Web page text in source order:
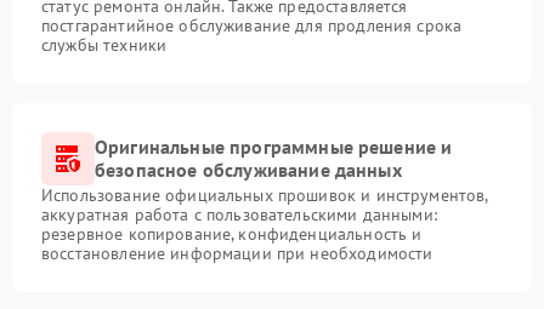
статус ремонта онлайн. Также предоставляется
постгарантийное обслуживание для продления срока
службы техники
Оригинальные программные решение и
безопасное обслуживание данных
Использование официальных прошивок и инструментов,
аккуратная работа с пользовательскими данными:
резервное копирование, конфиденциальность и
восстановление информации при необходимости